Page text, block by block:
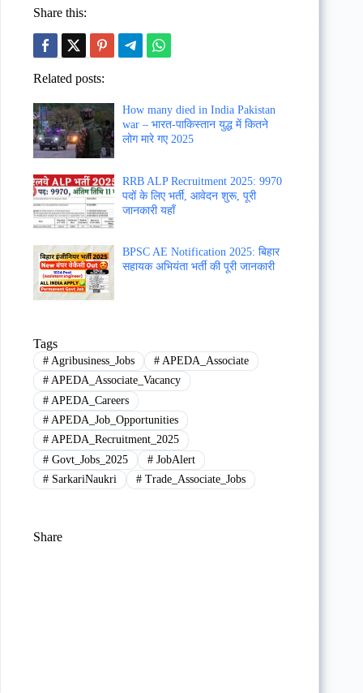
Share this:
Related posts:
How many died in India Pakistan
war – भारत-पाकिस्तान युद्ध में कितने
लोग मारे गए 2025
RRB ALP Recruitment 2025: 9970
पदों के लिए भर्ती, आवेदन शुरू, पूरी
जानकारी यहाँ
BPSC AE Notification 2025: बिहार
सहायक अभियंता भर्ती की पूरी जानकारी
Tags
#Agribusiness_Jobs #APEDA_Associate
#APEDA_Associate_Vacancy
#APEDA_Careers
#APEDA_Job_Opportunities
#APEDA_Recruitment_2025
#Govt_Jobs_2025 #JobAlert
#SarkariNaukri #Trade_Associate_Jobs
Share